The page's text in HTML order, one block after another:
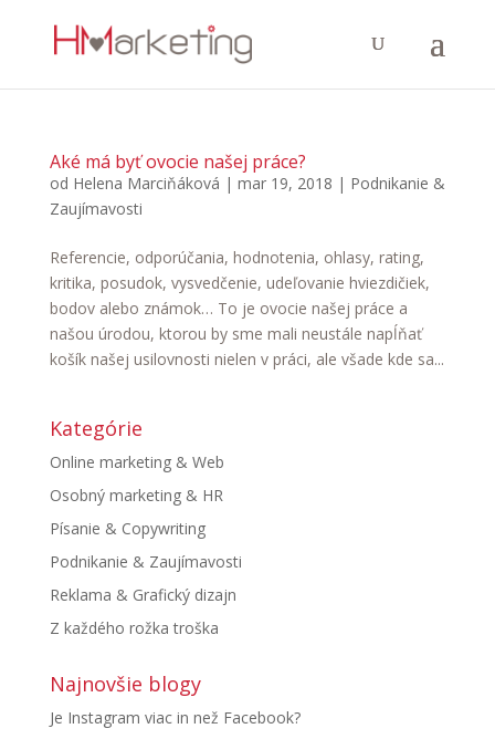
Aké má byť ovocie našej práce?
od Helena Marciňáková | mar 19, 2018 | Podnikanie &
Zaujímavosti
Referencie, odporúčania, hodnotenia, ohlasy, rating,
kritika, posudok, vysvedčenie, udeľovanie hviezdičiek,
bodov alebo známok… To je ovocie našej práce a
našou úrodou, ktorou by sme mali neustále napĺňať
košík našej usilovnosti nielen v práci, ale všade kde sa...
Kategórie
Online marketing & Web
Osobný marketing & HR
Písanie & Copywriting
Podnikanie & Zaujímavosti
Reklama & Grafický dizajn
Z každého rožka troška
Najnovšie blogy
Je Instagram viac in než Facebook?